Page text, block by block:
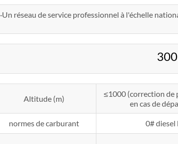
·Un réseau de service professionnel à l'échelle
Altitude (m)
≤1000 (correction de
en cas de
normes de carburant 0# diesel